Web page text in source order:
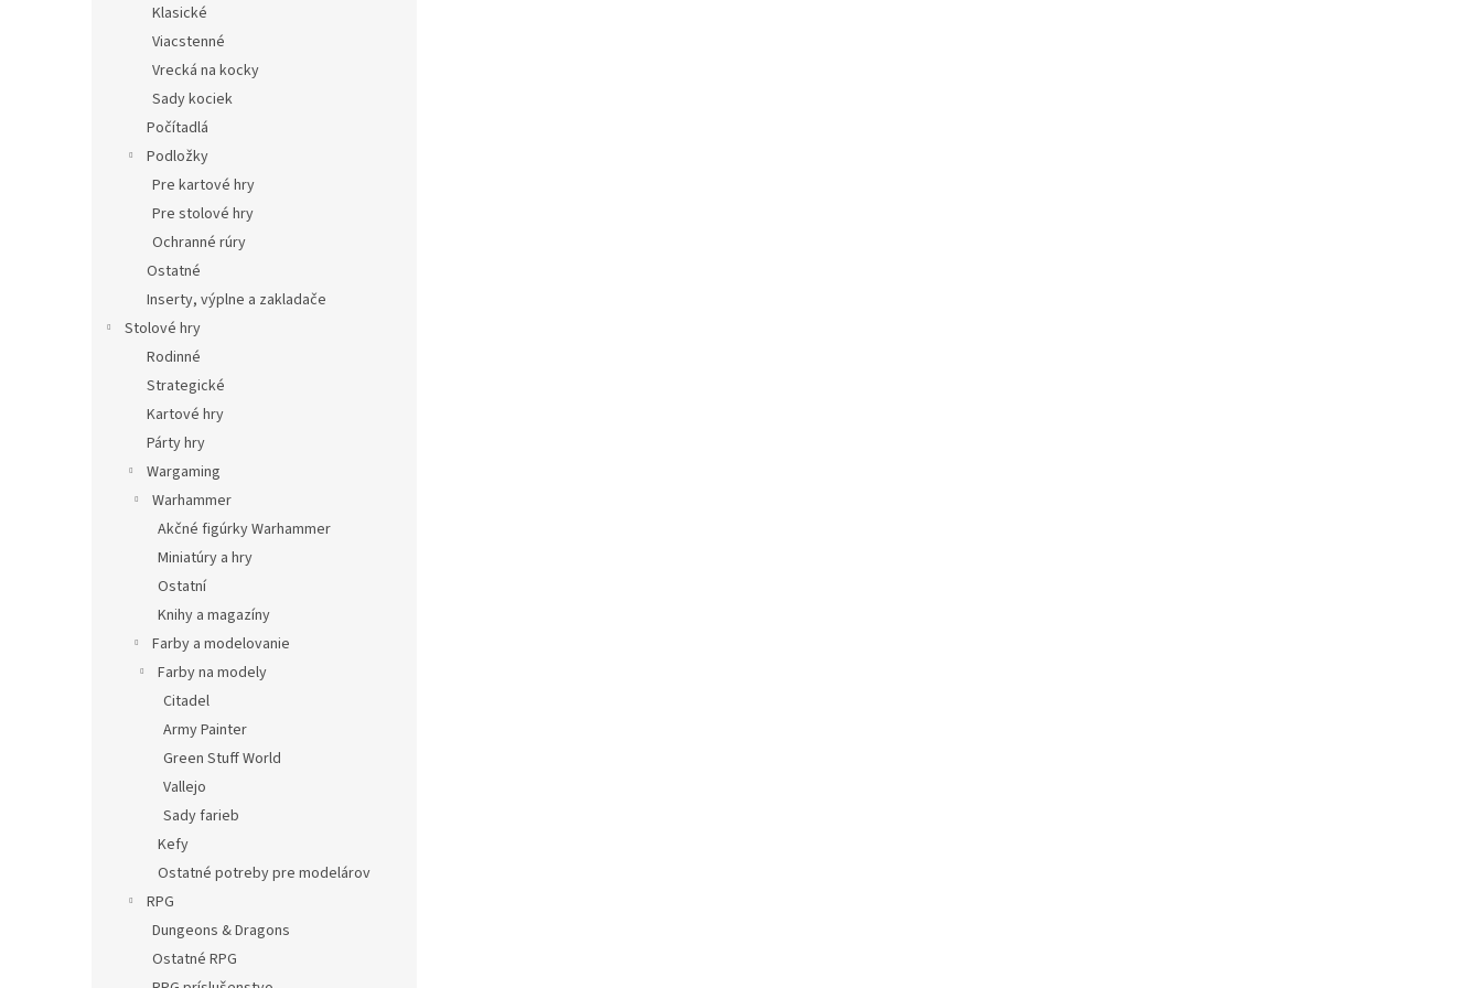
Klasické
Viacstenné
Vrecká na kocky
Sady kociek
Počítadlá
Podložky
Pre kartové hry
Pre stolové hry
Ochranné rúry
Ostatné
Inserty, výplne a zakladače
Stolové hry
Rodinné
Strategické
Kartové hry
Párty hry
Wargaming
Warhammer
Akčné figúrky Warhammer
Miniatúry a hry
Ostatní
Knihy a magazíny
Farby a modelovanie
Farby na modely
Citadel
Army Painter
Green Stuff World
Vallejo
Sady farieb
Kefy
Ostatné potreby pre modelárov
RPG
Dungeons & Dragons
Ostatné RPG